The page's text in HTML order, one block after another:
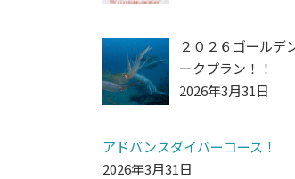
２０２６ゴールデ
ークプラン！！
2026年3月31日
アドバンスダイバーコース！
2026年3月31日